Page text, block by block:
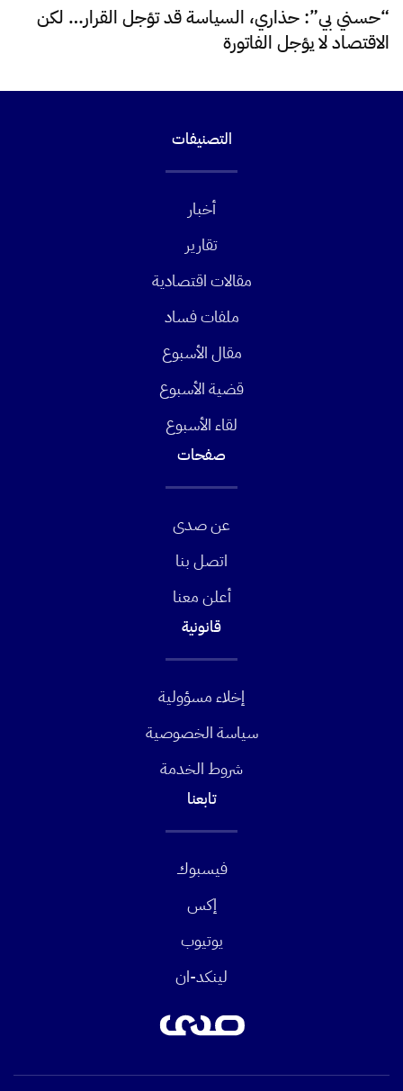
“حسني بي”: حذاري، السياسة قد تؤجل القرار… لكن
الاقتصاد لا يؤجل الفاتورة
التصنيفات
أخبار
تقارير
مقالات اقتصادية
ملفات فساد
مقال الأسبوع
قضية الأسبوع
لقاء الأسبوع
صفحات
عن صدى
اتصل بنا
أعلن معنا
قانونية
إخلاء مسؤولية
سياسة الخصوصية
شروط الخدمة
تابعنا
فيسبوك
إكس
يوتيوب
لينكد-ان